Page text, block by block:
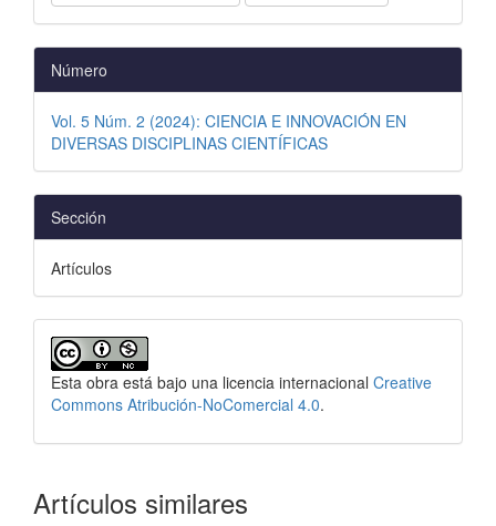
Número
Vol. 5 Núm. 2 (2024): CIENCIA E INNOVACIÓN EN
DIVERSAS DISCIPLINAS CIENTÍFICAS
Sección
Artículos
Esta obra está bajo una licencia internacional Creative
Commons Atribución-NoComercial 4.0.
Artículos similares